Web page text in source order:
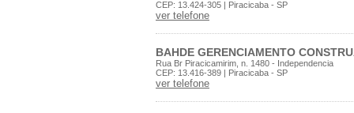
CEP: 13.424-305 | Piracicaba - SP
ver telefone
BAHDE GERENCIAMENTO
Rua Br Piracicamirim, n. 1480 - Independencia
CEP: 13.416-389 | Piracicaba - SP
ver telefone